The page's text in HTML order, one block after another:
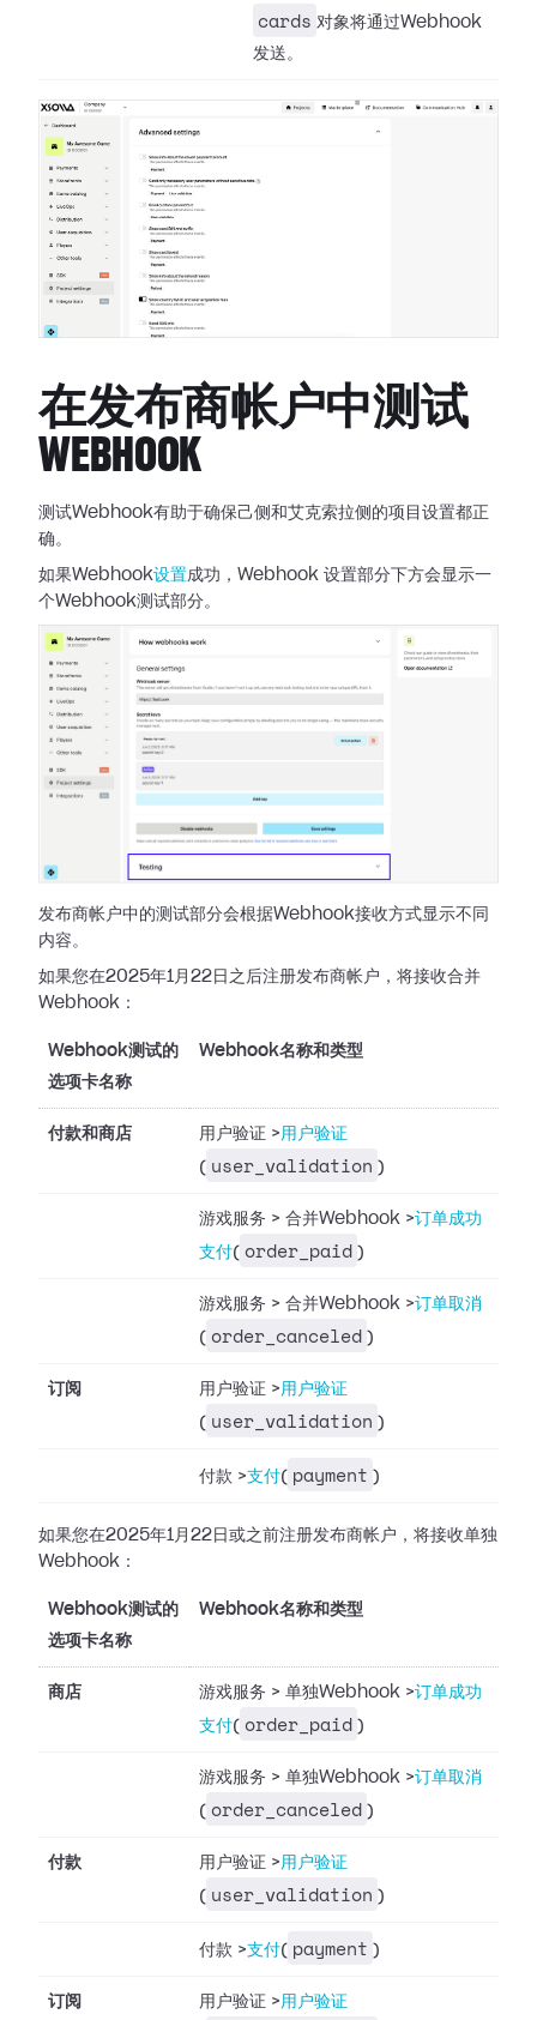
cards 对象将通过Webhook
发送。
在发布商帐户中测试
WEBHOOK
测试Webhook有助于确保己侧和艾克索拉侧的项目设置都正
确。
如果Webhook设置成功，Webhook 设置部分下方会显示一
个Webhook测试部分。
发布商帐户中的测试部分会根据Webhook接收方式显示不同
内容。
如果您在2025年1月22日之后注册发布商帐户，将接收合并
Webhook：
Webhook测试的
选项卡名称
Webhook名称和类型
付款和商店 用户验证 >用户验证
( user_validation )
游戏服务 > 合并Webhook >订单成功
支付( order_paid )
游戏服务 > 合并Webhook >订单取消
( order_canceled )
订阅 用户验证 >用户验证
( user_validation )
付款 >支付( payment )
如果您在2025年1月22日或之前注册发布商帐户，将接收单独
Webhook：
Webhook测试的
选项卡名称
Webhook名称和类型
商店 游戏服务 > 单独Webhook >订单成功
支付( order_paid )
游戏服务 > 单独Webhook >订单取消
( order_canceled )
付款 用户验证 >用户验证
( user_validation )
付款 >支付( payment )
订阅 用户验证 >用户验证